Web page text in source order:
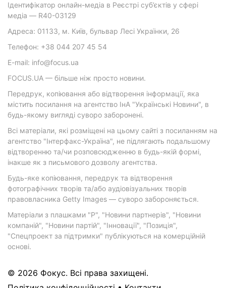
Ідентифікатор онлайн-медіа в Реєстрі суб’єктів у сфері
медіа — R40-03129
Адреса: 01133, м. Київ, бульвар Лесі Українки, 26
Телефон: +38 044 207 45 54
E-mail: info@focus.ua
FOCUS.UA — більше ніж просто новини.
Передрук, копіювання або відтворення інформації, яка
містить посилання на агентство ІнА "Українські Новини", в
будь-якому вигляді суворо заборонені.
Всі матеріали, які розміщені на цьому сайті з посиланням на
агентство "Інтерфакс-Україна", не підлягають подальшому
відтворенню та/чи розповсюдженню в будь-якій формі,
інакше як з письмового дозволу агентства.
Будь-яке копіювання, передрук та відтворення
фотографічних творів та/або аудіовізуальних творів
правовласника Getty Images — суворо забороняється.
Матеріали з плашками "Р", "Новини партнерів", "Новини
компаній", "Новини партій", "Інновації", "Позиція",
"Спецпроект за підтримки" публікуються на комерційній
основі.
© 2026 Фокус. Всі права захищені.